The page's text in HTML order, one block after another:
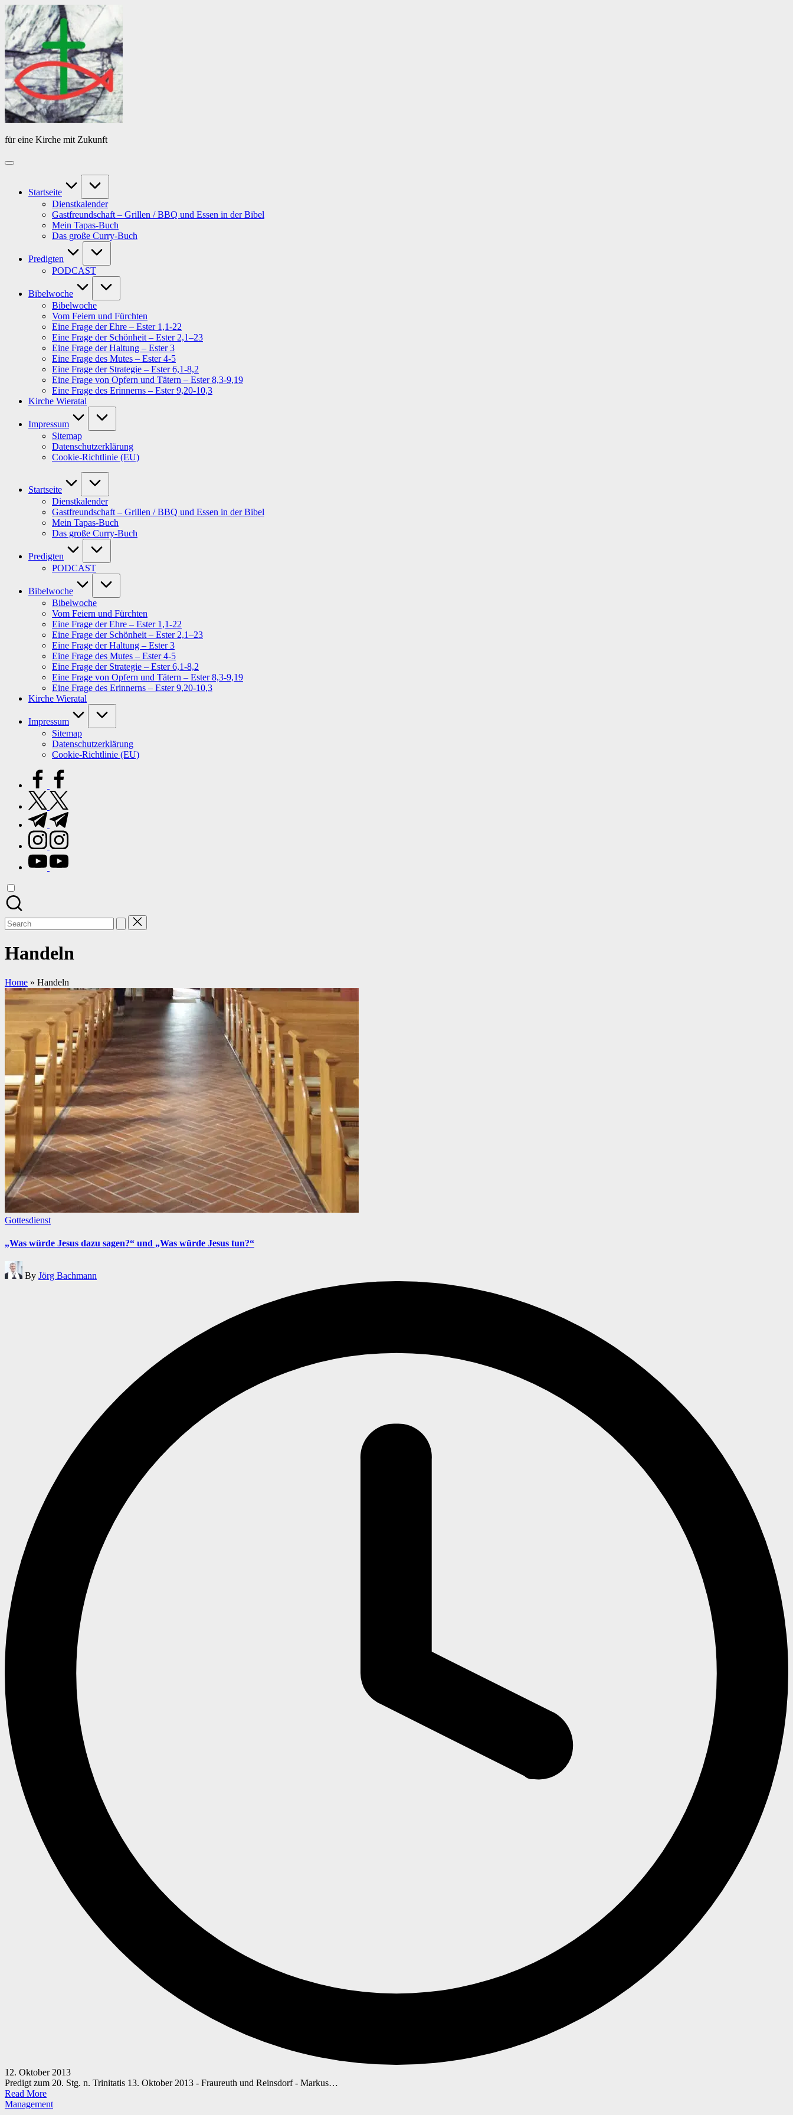
Skip
to
content
von
PfarrerB
für eine Kirche mit Zukunft
Startseite
Dienstkalender
Gastfreundschaft – Grillen / BBQ und Essen in der Bibel
Mein Tapas-Buch
Das große Curry-Buch
Predigten
PODCAST
Bibelwoche
Bibelwoche
Vom Feiern und Fürchten
Eine Frage der Ehre – Ester 1,1-22
Eine Frage der Schönheit – Ester 2,1–23
Eine Frage der Haltung – Ester 3
Eine Frage des Mutes – Ester 4-5
Eine Frage der Strategie – Ester 6,1-8,2
Eine Frage von Opfern und Tätern – Ester 8,3-9,19
Eine Frage des Erinnerns – Ester 9,20-10,3
Kirche Wieratal
Impressum
Sitemap
Datenschutzerklärung
Cookie-Richtlinie (EU)
Startseite
Dienstkalender
Gastfreundschaft – Grillen / BBQ und Essen in der Bibel
Mein Tapas-Buch
Das große Curry-Buch
Predigten
PODCAST
Bibelwoche
Bibelwoche
Vom Feiern und Fürchten
Eine Frage der Ehre – Ester 1,1-22
Eine Frage der Schönheit – Ester 2,1–23
Eine Frage der Haltung – Ester 3
Eine Frage des Mutes – Ester 4-5
Eine Frage der Strategie – Ester 6,1-8,2
Eine Frage von Opfern und Tätern – Ester 8,3-9,19
Eine Frage des Erinnerns – Ester 9,20-10,3
Kirche Wieratal
Impressum
Sitemap
Datenschutzerklärung
Cookie-Richtlinie (EU)
facebook.com
twitter.com
t.me
instagram.com
youtube.com
Search
for:
Handeln
Home » Handeln
Posted
Gottesdienst
„Was würde Jesus dazu sagen?“ und „Was würde Jesus tun?“
Posted
by
By Jörg Bachmann
12. Oktober 2013
Predigt zum 20. Stg. n. Trinitatis 13. Oktober 2013 - Fraureuth und Reinsdorf - Markus…
Read More
Posted
Management